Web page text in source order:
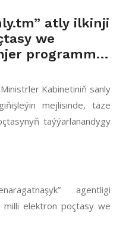
atly ilkinji
we
programma
Kabinetiniň sanly
mejlisinde, täze
taýýarlanandygy
agentligi
milli elektron poçtasy we